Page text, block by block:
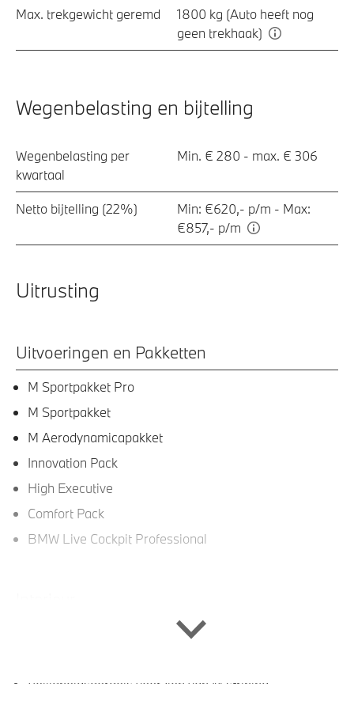
Max. trekgewicht geremd
1800 kg (Auto heeft nog
geen trekhaak)
Wegenbelasting en bijtelling
Wegenbelasting per
kwartaal
Min. € 280 - max. € 306
Netto bijtelling (22%)
Min: €620,- p/m - Max:
€857,- p/m
Uitrusting
Uitvoeringen en Pakketten
M Sportpakket Pro
M Sportpakket
M Aerodynamicapakket
Innovation Pack
High Executive
Comfort Pack
BMW Live Cockpit Professional
Galvanische afwerking voor bedieningselementen
Veiligheidsgordels voorzien van M striping